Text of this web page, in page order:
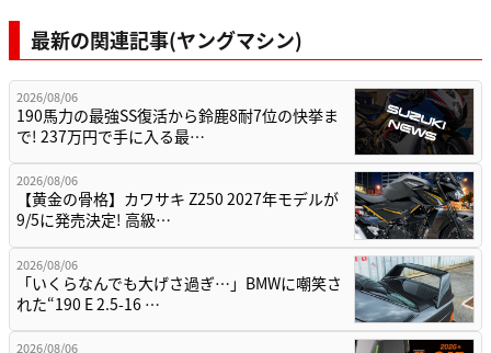
最新の関連記事(ヤングマシン)
2026/08/06
190馬力の最強SS復活から鈴鹿8耐7位の快挙ま
で! 237万円で手に入る最…
2026/08/06
【黄金の骨格】カワサキ Z250 2027年モデルが
9/5に発売決定! 高級…
2026/08/06
「いくらなんでも大げさ過ぎ…」BMWに嘲笑さ
れた“190 E 2.5-16 …
2026/08/06